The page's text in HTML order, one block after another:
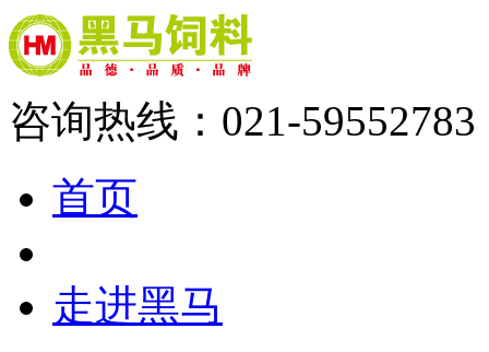
咨询热线：021-59552783
首页
走进黑马